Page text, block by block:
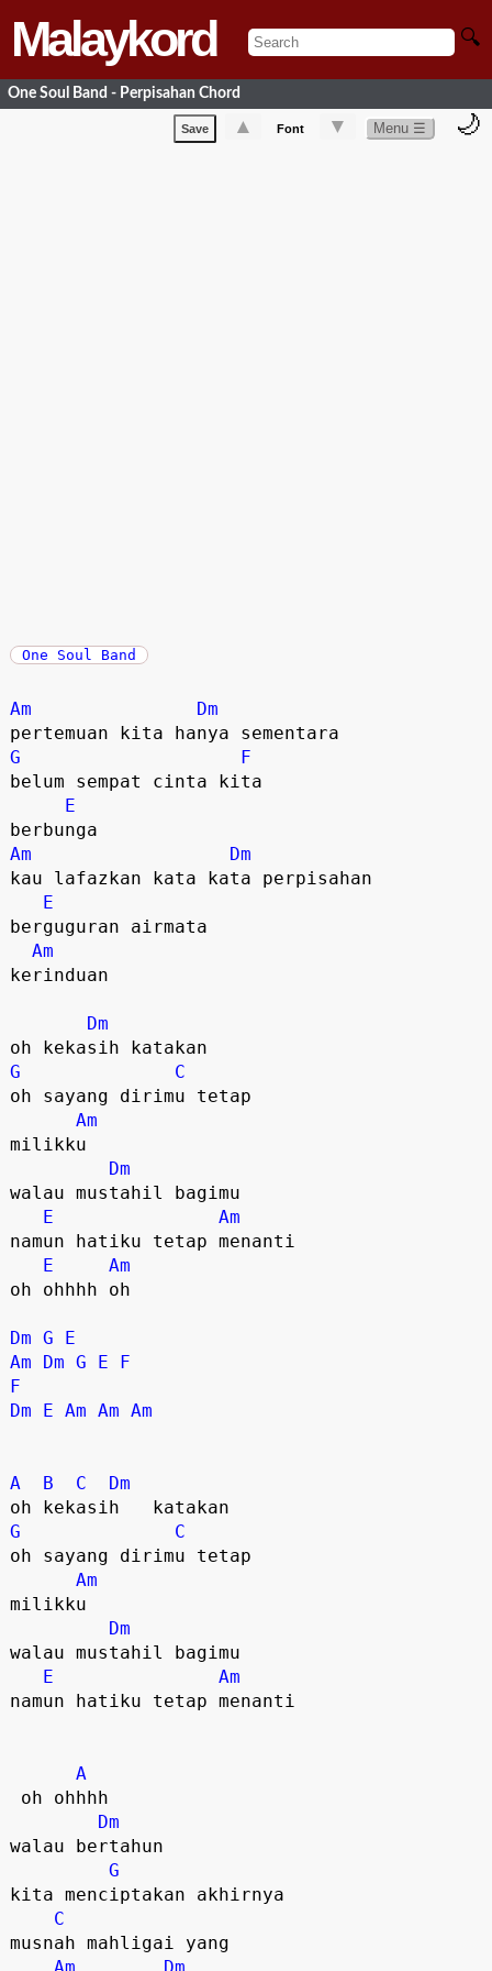
Malaykord 🔍
One Soul Band - Perpisahan Chord
Save ▲ Font ▼ Menu ☰ 🌙
One Soul Band
Am
Dm
G
F
belum sempat cinta kita
E
Am
Dm
kau lafazkan kata kata perpisahan
E
berguguran airmata
Am
kerinduan
Dm
G
C
oh sayang dirimu tetap
Am
milikku
Dm
walau mustahil bagimu
E
Am
namun hatiku tetap menanti
E
Am
oh ohhhh oh
Dm G
E
Am
Dm G E
F
F
Dm
E Am Am Am
A B C
Dm
G
C
oh sayang dirimu tetap
Am
milikku
Dm
walau mustahil bagimu
E
Am
namun hatiku tetap menanti
A
Dm
walau bertahun
G
kita menciptakan akhirnya
C
musnah mahligai yang